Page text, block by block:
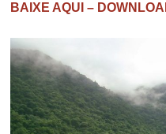
BAIXE AQUI –